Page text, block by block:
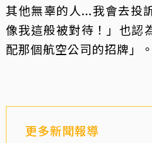
其他無辜的人...我會去投
像我這般被對待！」也認
配那個航空公司的招牌」。
更多新聞報導